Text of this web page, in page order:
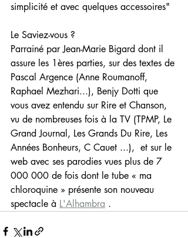
simplicité et avec quelques accessoires"
Le Saviez-vous ?
Parrainé par Jean-Marie Bigard dont il
assure les 1ères parties, sur des textes de
Pascal Argence (Anne Roumanoff,
Raphael Mezhari...), Benjy Dotti que
vous avez entendu sur Rire et Chanson,
vu de nombreuses fois à la TV (TPMP, Le
Grand Journal, Les Grands Du Rire, Les
Années Bonheurs, C Cauet ...),  et sur le
web avec ses parodies vues plus de 7
000 000 de fois dont le tube « ma
chloroquine » présente son nouveau
spectacle à L'Alhambra .